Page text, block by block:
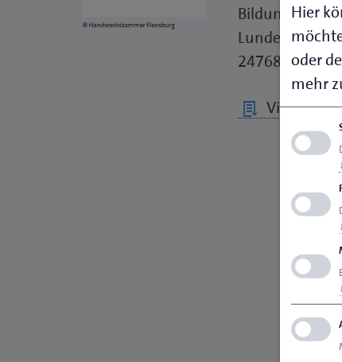
Bildungsstätte
Lundener
24768
Hier
oder
mehr
↓
↓
↓